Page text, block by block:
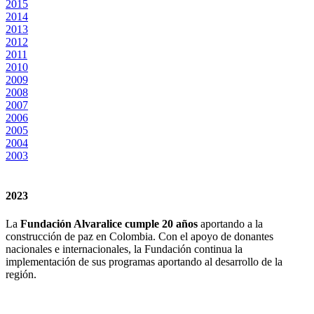
2015
2014
2013
2012
2011
2010
2009
2008
2007
2006
2005
2004
2003
2023
La Fundación Alvaralice cumple 20 años aportando a la
construcción de paz en Colombia. Con el apoyo de donantes
nacionales e internacionales, la Fundación continua la
implementación de sus programas aportando al desarrollo de la
región.